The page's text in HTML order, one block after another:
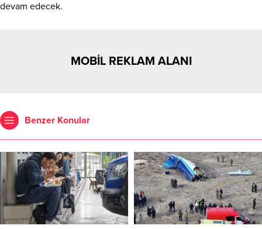
devam edecek.
MOBİL REKLAM ALANI
Benzer Konular